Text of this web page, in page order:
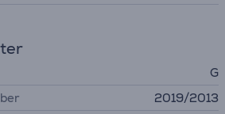
G
2019/2013